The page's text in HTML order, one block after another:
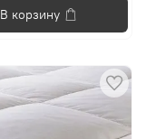
В корзину